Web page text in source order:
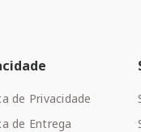
de Privacidade
de Entrega